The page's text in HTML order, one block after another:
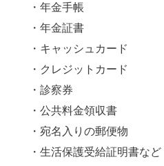
・年金手帳
・年金証書
・キャッシュカード
・クレジットカード
・診察券
・公共料金領収書
・宛名入りの郵便物
・生活保護受給証明書など